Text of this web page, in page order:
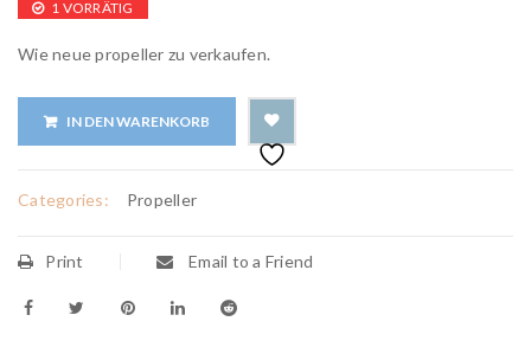
1 VORRÄTIG
Wie neue propeller zu verkaufen.
IN DEN WARENKORB
Categories: Propeller
Print Email to a Friend